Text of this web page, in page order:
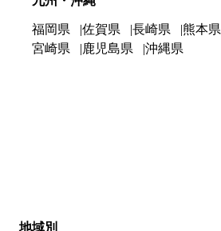
福岡県 佐賀県 長崎県 熊本県
宮崎県
鹿児島県 沖縄県
地域別